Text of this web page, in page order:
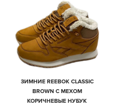
ЗИМНИЕ REEBOK CLASSIC
BROWN С МЕХОМ
КОРИЧНЕВЫЕ НУБУК